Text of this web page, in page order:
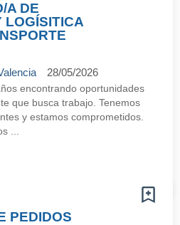
A DE
LOGÍSITICA
28/05/2026
encontrando oportunidades
que busca trabajo. Tenemos
y estamos comprometidos.
...
PEDIDOS